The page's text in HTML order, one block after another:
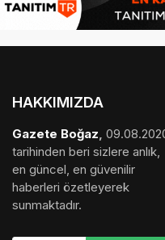
HAKKIMIZDA
Gazete Boğaz,
tarihinden beri sizlere anlık,
en güncel, en güvenilir
haberleri özetleyerek
sunmaktadır.